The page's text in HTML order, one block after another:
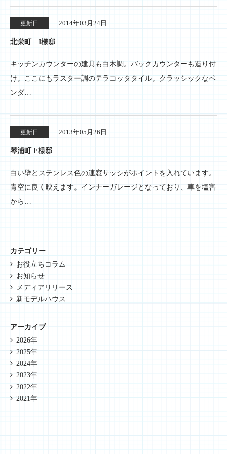
更新日 2014年03月24日
北栄町 I様邸
キッチンカウンターの建具も白木調。バックカウンターも造り付
け。ここにもラスター調のテラコッタタイル。クラッシックなペ
ンダ…
更新日 2013年05月26日
琴浦町 F様邸
白い壁とステンレス色の連窓サッシがポイントを入れています。
青空に良く映えます。インナーガレージとなっており、車を塩害
から…
カテゴリー
お役立ちコラム
お知らせ
メディアリリース
新モデルハウス
アーカイブ
2026年
2025年
2024年
2023年
2022年
2021年